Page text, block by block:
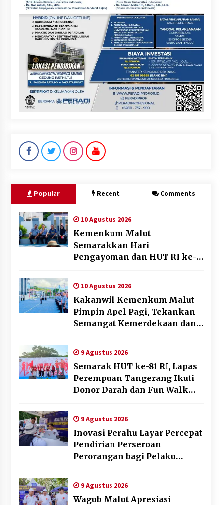
Popular Recent Comments
10 Agustus 2026
Kemenkum Malut
Semarakkan Hari
Pengayoman dan HUT RI ke-
Gawang Mini Dangdut
10 Agustus 2026
Kakanwil Kemenkum Malut
Pimpin Apel Pagi, Tekankan
Semangat Kemerdekaan dan
Publik
9 Agustus 2026
Semarak HUT ke-81 RI, Lapas
Perempuan Tangerang Ikuti
Donor Darah dan Fun Walk
Pemasyarakatan
9 Agustus 2026
Inovasi Perahu Layar Percepat
Pendirian Perseroan
Perorangan bagi Pelaku
9 Agustus 2026
Wagub Malut Apresiasi